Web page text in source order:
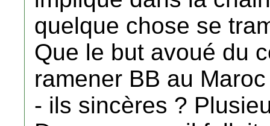
quelque chose se
Que le but avoué du
ramener BB au
- ils sincères ?